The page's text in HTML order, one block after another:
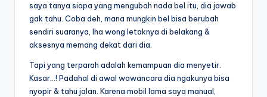
saya tanya siapa yang mengubah nada bel itu, dia jawab
gak tahu. Coba deh, mana mungkin bel bisa berubah
sendiri suaranya, lha wong letaknya di belakang &
aksesnya memang dekat dari dia.
Tapi yang terparah adalah kemampuan dia menyetir.
Kasar…! Padahal di awal wawancara dia ngakunya bisa
nyopir & tahu jalan. Karena mobil lama saya manual,